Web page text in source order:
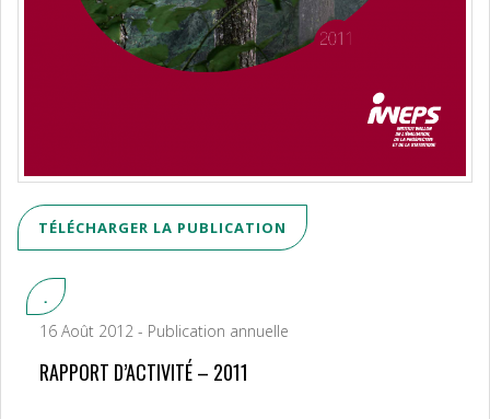
TÉLÉCHARGER LA PUBLICATION
.
16 Août 2012 - Publication annuelle
RAPPORT D’ACTIVITÉ – 2011